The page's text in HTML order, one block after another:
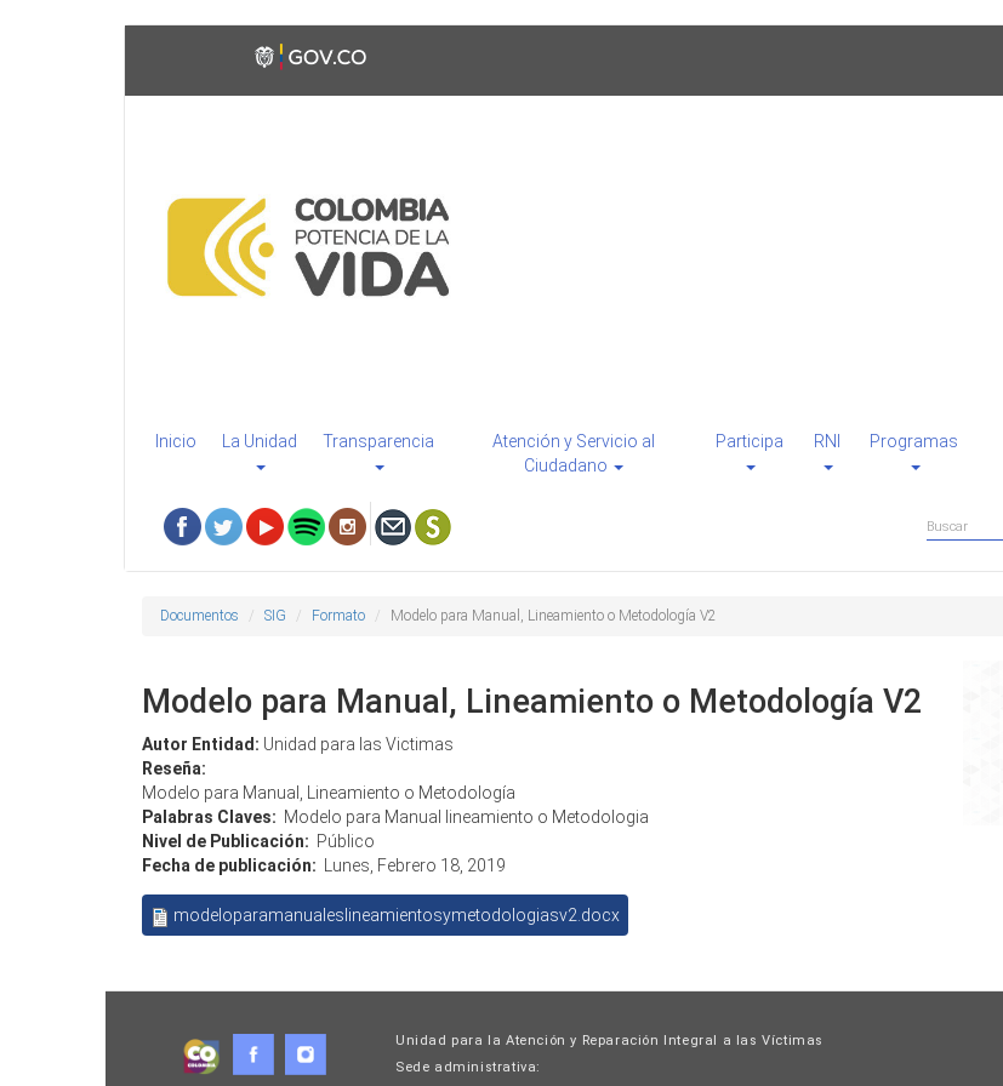
Inicio La Unidad Transparencia
Atención y Servicio al
Ciudadano
Participa RNI Programas
de
Documentos SIG Formato Modelo para Manual, Lineamiento o Metodología V2
Modelo para Manual, Lineamiento o Metodología V2
Autor Entidad: Unidad para las Victimas
Reseña:
Modelo para Manual, Lineamiento o Metodología
Palabras Claves: Modelo para Manual lineamiento o Metodologia
Nivel de Publicación: Público
Fecha de publicación: Lunes, Febrero 18, 2019
modeloparamanualeslineamientosymetodologiasv2.docx
Unidad para la Atención y Reparación Integral a las Víctimas
Sede administrativa: